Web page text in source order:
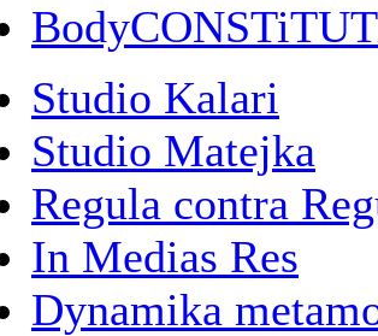
Studio Kalari
Studio Matejka
Regula contra
In Medias Res
Dynamika